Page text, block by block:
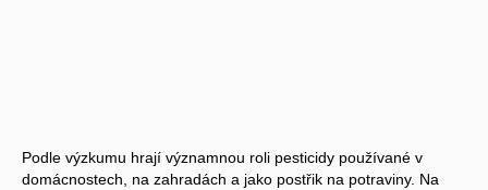
Podle výzkumu hrají významnou roli pesticidy používané v
domácnostech, na zahradách a jako postřik na potraviny. Na